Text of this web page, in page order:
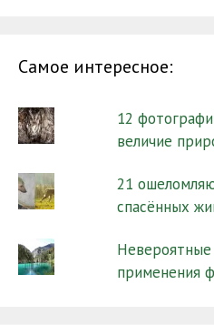
Самое интересное:
12
величие
21
спасённых
применения